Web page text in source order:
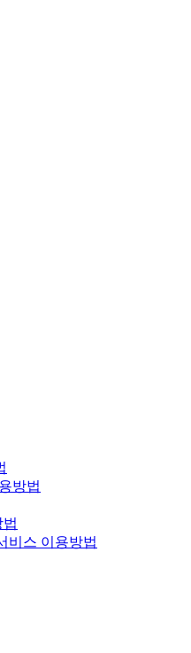
방법
비스 이용방법